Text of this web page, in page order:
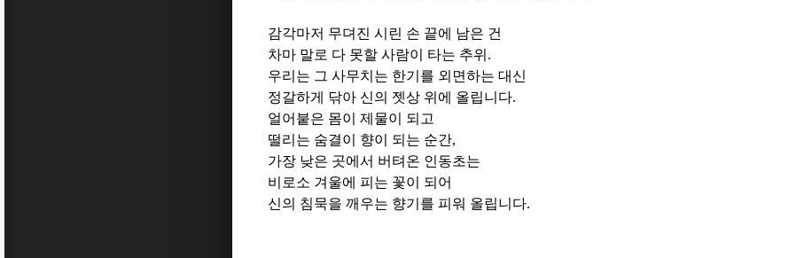
감각마저 무뎌진 시린 손 끝에 남은 건
차마 말로 다 못할 사람이 타는 추위 .
우리는 그 사무치는 한기를 외면하는 대신
정갈하게 닦아 신의 젯상 위에 올립니다.
얼어붙은 몸이 제물이 되고
떨리는 숨결이 향이 되는 순간,
가장 낮은 곳에서 버텨온 인동초는
비로소 겨울에 피는 꽃이 되어
신의 침묵을 깨우는 향기를 피워 올립니다.